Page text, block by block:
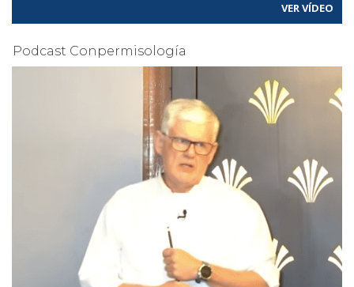
VER VÍDEO
Podcast Conpermisología